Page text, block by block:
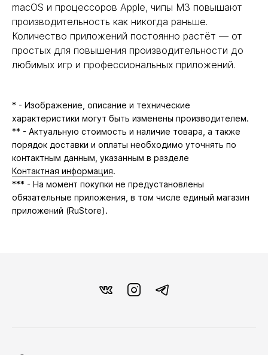
macOS и процессоров Apple, чипы M3 повышают
производительность как никогда раньше.
Количество приложений постоянно растёт — от
простых для повышения производительности до
любимых игр и профессиональных приложений.
* - Изображение, описание и технические
характеристики могут быть изменены производителем.
** - Актуальную стоимость и наличие товара, а также
порядок доставки и оплаты необходимо уточнять по
контактным данным, указанным в разделе
Контактная информация.
*** - На момент покупки не предустановлены
обязательные приложения, в том числе единый магазин
приложений (RuStore).